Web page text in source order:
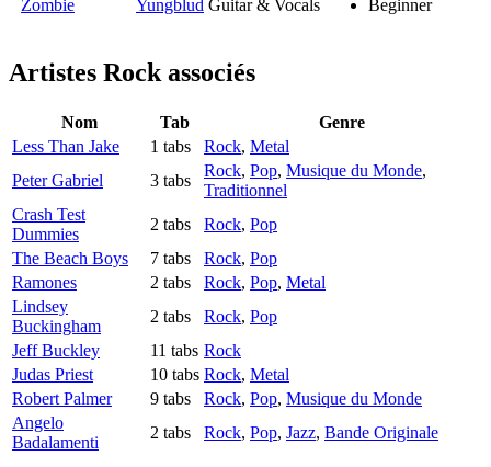
Zombie Yungblud Guitar & Vocals Beginner
Artistes Rockassociés
Nom Tab
Genre
Less Than Jake
1 tabs Rock, Metal
Peter Gabriel
3 tabs
Rock, Pop, Musique du Monde,
Traditionnel
Crash Test
Dummies
2 tabs Rock, Pop
The Beach Boys
7 tabs Rock, Pop
Ramones
2 tabs Rock, Pop, Metal
Lindsey
Buckingham
2 tabs Rock, Pop
Jeff Buckley
11 tabs Rock
Judas Priest
10 tabs Rock, Metal
Robert Palmer
9 tabs Rock, Pop, Musique du Monde
Angelo
Badalamenti
2 tabs Rock, Pop, Jazz, Bande Originale